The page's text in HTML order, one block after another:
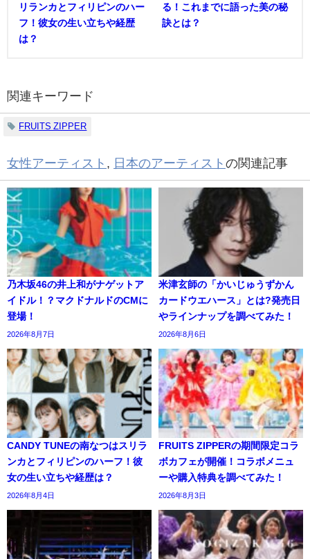
リランカとフィリピンのハー
フ！彼女の生い立ちや経歴
は？
る！これまでに語った美の秘
訣とは？
関連キーワード
FRUITS ZIPPER
女性アーティスト 日本のアーティスト の関連記事
乃木坂46の井上和がナゲットア
イドル！？マクドナルドのCMに
登場！
2026年8月7日
米津玄師の「かいじゅうずかん
カードウエハース」とは?発売日
やラインナップを調べてみた！
2026年8月6日
CANDY TUNEの南なつはスリラ
ンカとフィリピンのハーフ！彼
女の生い立ちや経歴は？
2026年8月4日
FRUITS ZIPPERの期間限定コラ
ボカフェが開催！コラボメニュ
ーや購入特典を調べてみた！
2026年8月3日